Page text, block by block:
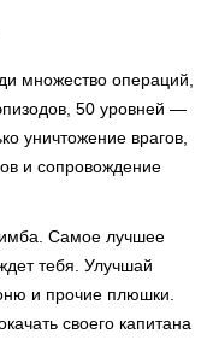
множество операций,
50 уровней —
уничтожение врагов,
и сопровождение
имба. Самое лучшее
тебя. Улучшай
и прочие плюшки.
своего капитана